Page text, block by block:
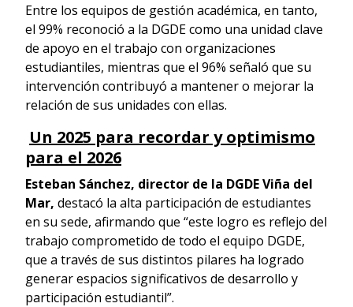
Entre los equipos de gestión académica, en tanto,
el 99% reconoció a la DGDE como una unidad clave
de apoyo en el trabajo con organizaciones
estudiantiles, mientras que el 96% señaló que su
intervención contribuyó a mantener o mejorar la
relación de sus unidades con ellas.
Un 2025 para recordar y optimismo
para el 2026
Esteban Sánchez, director de la DGDE Viña del
Mar, destacó la alta participación de estudiantes
en su sede, afirmando que “este logro es reflejo del
trabajo comprometido de todo el equipo DGDE,
que a través de sus distintos pilares ha logrado
generar espacios significativos de desarrollo y
participación estudiantil”.